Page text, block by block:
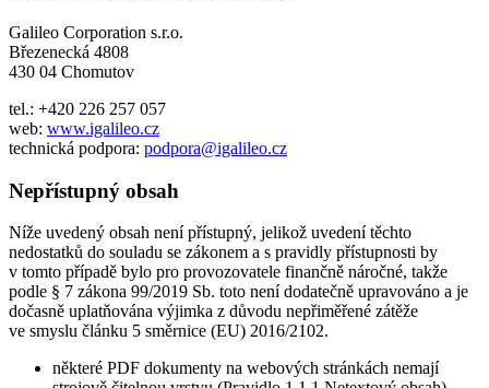
Galileo Corporation s.r.o.
Březenecká 4808
430 04 Chomutov
tel.: +420 226 257 057
web: www.igalileo.cz
technická podpora: podpora@igalileo.cz
Nepřístupný obsah
Níže uvedený obsah není přístupný, jelikož uvedení těchto
nedostatků do souladu se zákonem a s pravidly přístupnosti by
v tomto případě bylo pro provozovatele finančně náročné, takže
podle § 7 zákona 99/2019 Sb. toto není dodatečně upravováno a je
dočasně uplatňována výjimka z důvodu nepřiměřené zátěže
ve smyslu článku 5 směrnice (EU) 2016/2102.
některé PDF dokumenty na webových stránkách nemají